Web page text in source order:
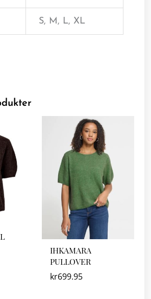
S, M, L, XL
IHKAMARA
PULLOVER
kr699.95